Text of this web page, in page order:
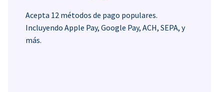
Acepta 12 métodos de pago populares.
Incluyendo Apple Pay, Google Pay, ACH, SEPA, y
más.